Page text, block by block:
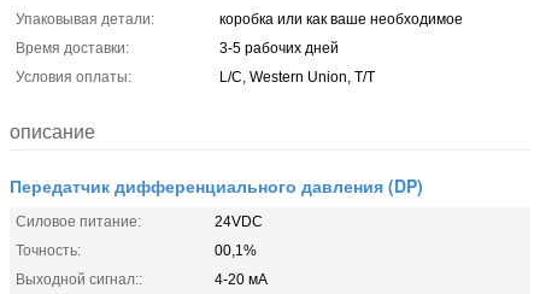
Упаковывая детали:
коробка или как ваше необходимое
Время доставки:
3-5 рабочих дней
Условия оплаты:
L/C, Western Union, T/T
описание
Передатчик дифференциального давления (DP)
Силовое питание:
24VDC
Точность:
00,1%
Выходной сигнал::
4-20 мА